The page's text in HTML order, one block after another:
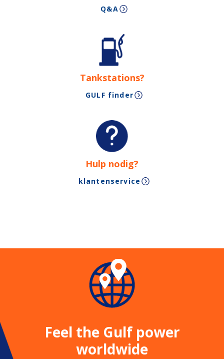
Q&A
Tankstations?
GULF finder
Hulp nodig?
klantenservice
Feel the Gulf power
worldwide